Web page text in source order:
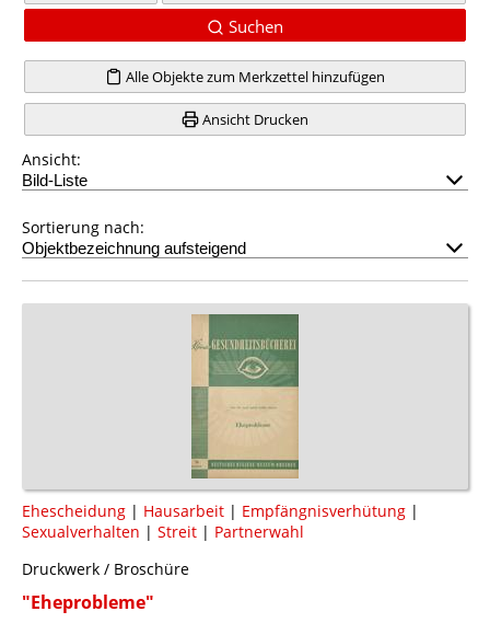
Suchen
Alle Objekte zum Merkzettel hinzufügen
Ansicht Drucken
Ansicht:
Sortierung nach:
Ehescheidung | Hausarbeit | Empfängnisverhütung |
Sexualverhalten | Streit | Partnerwahl
Druckwerk / Broschüre
"Eheprobleme"